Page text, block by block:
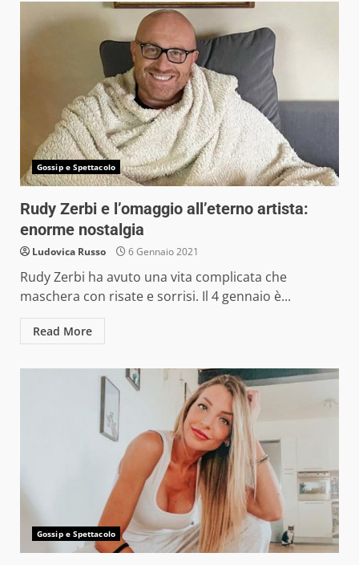
Gossip e Spettacolo
Rudy Zerbi e l’omaggio all’eterno artista:
enorme nostalgia
Ludovica Russo 6 Gennaio 2021
Rudy Zerbi ha avuto una vita complicata che
maschera con risate e sorrisi. Il 4 gennaio è...
Read More
Gossip e Spettacolo